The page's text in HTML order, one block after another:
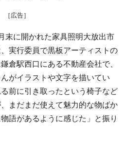
［広告］
に開かれた家具照明大放出市
実行委員で黒板アーティストの
倉駅西口にある不動産会社で、
がイラストや文字を描いてい
前に引き取ったという椅子など
まだまだ使えて魅力的な物ばか
語があるように感じた」と振り